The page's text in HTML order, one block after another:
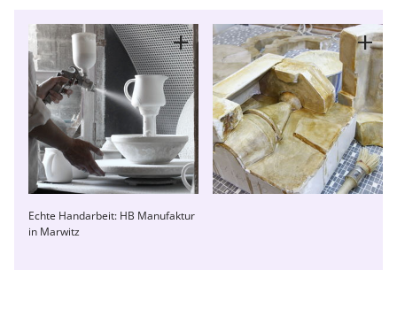
Echte Handarbeit: HB Manufaktur
in Marwitz